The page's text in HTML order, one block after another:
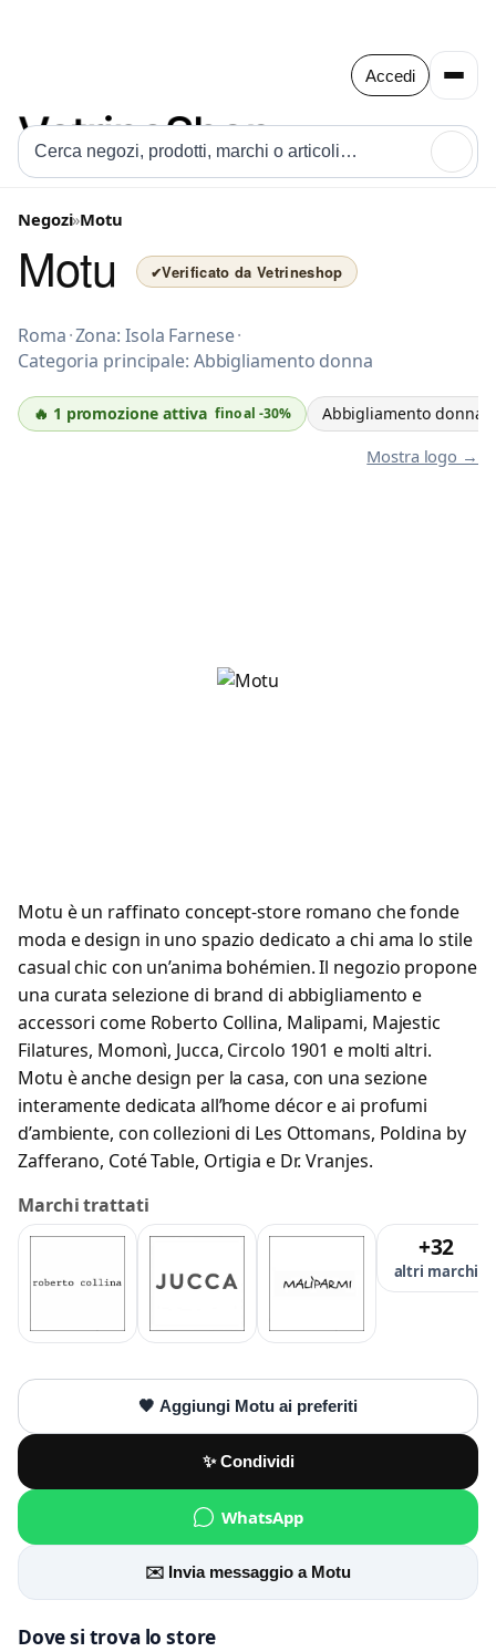
Accedi
Negozi»Motu
Motu ✔Verificato da Vetrineshop
Abbigliamento donna a Roma
Roma·Zona: Isola Farnese·
Categoria principale: Abbigliamento donna
🔥 1 promozione attiva fino al -30% Abbigliamento donna
Mostra logo →
Motu è un raffinato concept-store romano che fonde
moda e design in uno spazio dedicato a chi ama lo stile
casual chic con un’anima bohémien. Il negozio propone
una curata selezione di brand di abbigliamento e
accessori come Roberto Collina, Malipami, Majestic
Filatures, Momonì, Jucca, Circolo 1901 e molti altri.
Motu è anche design per la casa, con una sezione
interamente dedicata all’home décor e ai profumi
d’ambiente, con collezioni di Les Ottomans, Poldina by
Zafferano, Coté Table, Ortigia e Dr. Vranjes.
Marchi trattati
+32
altri marchi
🖤 Aggiungi Motu ai preferiti
✨ Condividi
WhatsApp
✉️ Invia messaggio a Motu
Dove si trova lo store